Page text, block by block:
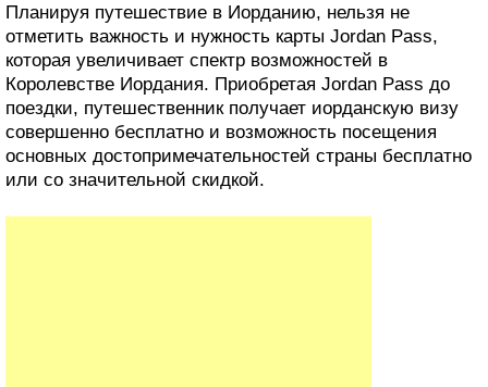
Планируя путешествие в Иорданию, нельзя не
отметить важность и нужность карты Jordan Pass,
которая увеличивает спектр возможностей в
Королевстве Иордания. Приобретая Jordan Pass до
поездки, путешественник получает иорданскую визу
совершенно бесплатно и возможность посещения
основных достопримечательностей страны бесплатно
или со значительной скидкой.